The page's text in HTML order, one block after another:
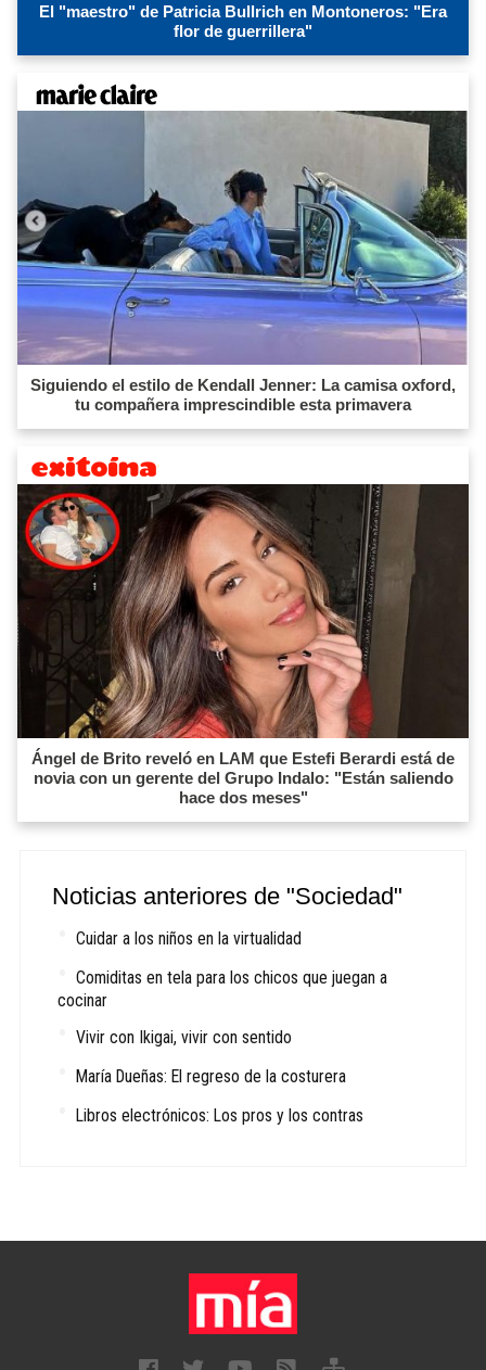
El "maestro" de Patricia Bullrich en Montoneros: "Era
flor de guerrillera"
Siguiendo el estilo de Kendall Jenner: La camisa oxford,
tu compañera imprescindible esta primavera
Ángel de Brito reveló en LAM que Estefi Berardi está de
novia con un gerente del Grupo Indalo: "Están saliendo
hace dos meses"
Noticias anteriores de "Sociedad"
Cuidar a los niños en la virtualidad
Comiditas en tela para los chicos que juegan a
cocinar
Vivir con Ikigai, vivir con sentido
María Dueñas: El regreso de la costurera
Libros electrónicos: Los pros y los contras